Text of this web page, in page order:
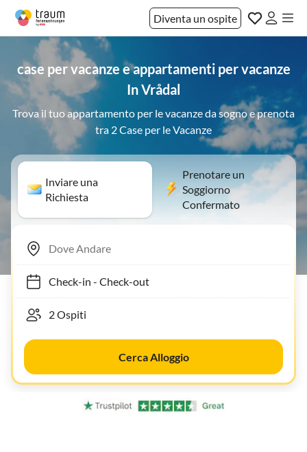
Diventa un ospite
case per vacanze e appartamenti per vacanze
In Vrådal
Trova il tuo appartamento per le vacanze da sogno e prenota
tra 2 Case per le Vacanze
Inviare una
Richiesta
Prenotare un
Soggiorno
Confermato
Check-in- Check-out
Cerca Alloggio